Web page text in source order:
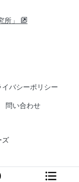
所」
イバシーポリシー
問い合わせ
ズ